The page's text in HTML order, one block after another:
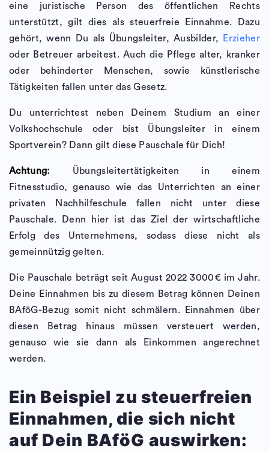
eine juristische Person des öffentlichen Rechts
unterstützt, gilt dies als steuerfreie Einnahme. Dazu
gehört, wenn Du als Übungsleiter, Ausbilder,
Erzieher
oder Betreuer arbeitest. Auch die Pflege alter, kranker
oder behinderter Menschen, sowie künstlerische
Tätigkeiten fallen unter das Gesetz.
Du unterrichtest neben Deinem Studium an einer
Volkshochschule oder bist Übungsleiter in einem
Sportverein? Dann gilt diese Pauschale für Dich!
Achtung: Übungsleitertätigkeiten in einem
Fitnesstudio, genauso wie das Unterrichten an einer
privaten Nachhilfeschule fallen nicht unter diese
Pauschale. Denn hier ist das Ziel der wirtschaftliche
Erfolg des Unternehmens, sodass diese nicht als
gemeinnützig gelten.
Die Pauschale beträgt seit August 2022 3000€ im Jahr.
Deine Einnahmen bis zu diesem Betrag können Deinen
BAföG-Bezug somit nicht schmälern. Einnahmen über
diesen Betrag hinaus müssen versteuert werden,
genauso wie sie dann als Einkommen angerechnet
werden.
Ein Beispiel zu steuerfreien
Einnahmen, die sich nicht
auf Dein BAföG auswirken: